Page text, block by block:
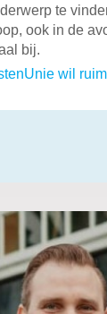
te
ook in de
bij.
wil